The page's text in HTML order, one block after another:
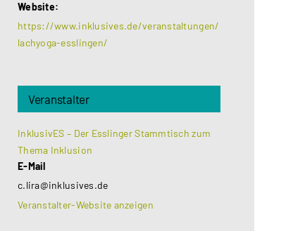
Website:
https://www.inklusives.de/veranstaltungen/
lachyoga-esslingen/
Veranstalter
InklusivES – Der Esslinger Stammtisch zum
Thema Inklusion
E-Mail
c.lira@inklusives.de
Veranstalter-Website anzeigen